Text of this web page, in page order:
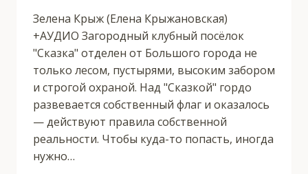
Зелена Крыж (Елена Крыжановская)
+АУДИО Загородный клубный посёлок
"Сказка" отделен от Большого города не
только лесом, пустырями, высоким забором
и строгой охраной. Над "Сказкой" гордо
развевается собственный флаг и оказалось
— действуют правила собственной
реальности. Чтобы куда-то попасть, иногда
нужно…